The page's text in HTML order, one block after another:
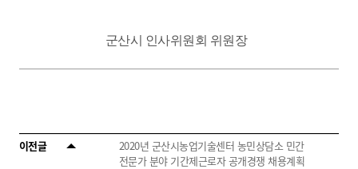
군산시 인사위원회 위원장
이전글
2020년 군산시농업기술센터 농민상담소 민간
전문가 분야 기간제근로자 공개경쟁 채용계획